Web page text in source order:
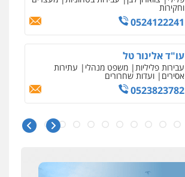
וחקירות
0524122241
עו"ד אלינור טל
עבירות פליליות משפט מנהלי עתירות
אסירים ועדות שחרורים
0523823782
עו"ד אמיר כהן
ניר קידר – צלם
רונן הלל – מוניטין